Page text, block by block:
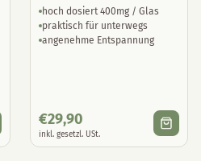
hoch dosiert 400mg / Glas
praktisch für unterwegs
angenehme Entspannung
€29,90
inkl. gesetzl. USt.